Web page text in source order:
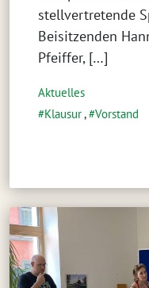
stellvertretende
Beisitzenden
Pfeiffer, […]
Aktuelles
Klausur, Vorstand